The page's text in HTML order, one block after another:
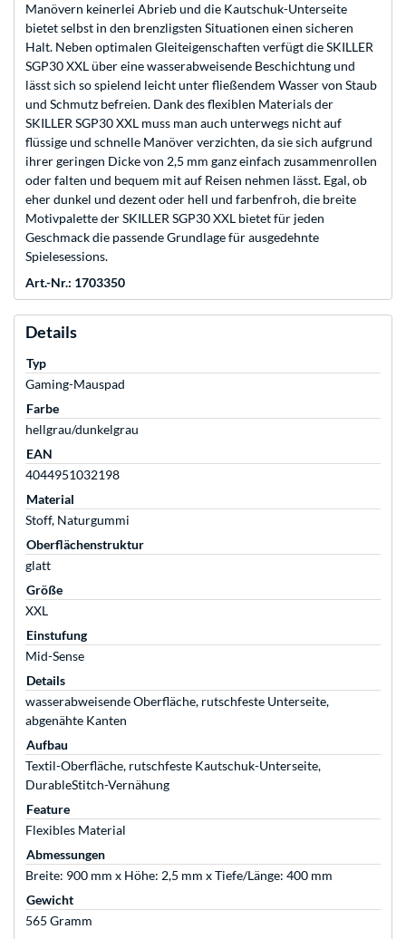
Manövern keinerlei Abrieb und die Kautschuk-Unterseite
bietet selbst in den brenzligsten Situationen einen sicheren
Halt. Neben optimalen Gleiteigenschaften verfügt die SKILLER
SGP30 XXL über eine wasserabweisende Beschichtung und
lässt sich so spielend leicht unter fließendem Wasser von Staub
und Schmutz befreien. Dank des flexiblen Materials der
SKILLER SGP30 XXL muss man auch unterwegs nicht auf
flüssige und schnelle Manöver verzichten, da sie sich aufgrund
ihrer geringen Dicke von 2,5 mm ganz einfach zusammenrollen
oder falten und bequem mit auf Reisen nehmen lässt. Egal, ob
eher dunkel und dezent oder hell und farbenfroh, die breite
Motivpalette der SKILLER SGP30 XXL bietet für jeden
Geschmack die passende Grundlage für ausgedehnte
Spielesessions.
Art.-Nr.: 1703350
Details
Typ
Gaming-Mauspad
Farbe
hellgrau/dunkelgrau
EAN
4044951032198
Material
Stoff, Naturgummi
Oberflächenstruktur
glatt
Größe
XXL
Einstufung
Mid-Sense
Details
wasserabweisende Oberfläche, rutschfeste Unterseite,
abgenähte Kanten
Aufbau
Textil-Oberfläche, rutschfeste Kautschuk-Unterseite,
DurableStitch-Vernähung
Feature
Flexibles Material
Abmessungen
Breite: 900 mm x Höhe: 2,5 mm x Tiefe/Länge: 400 mm
Gewicht
565 Gramm